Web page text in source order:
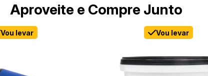
Aproveite e Compre Junto
Vou levar Vou levar